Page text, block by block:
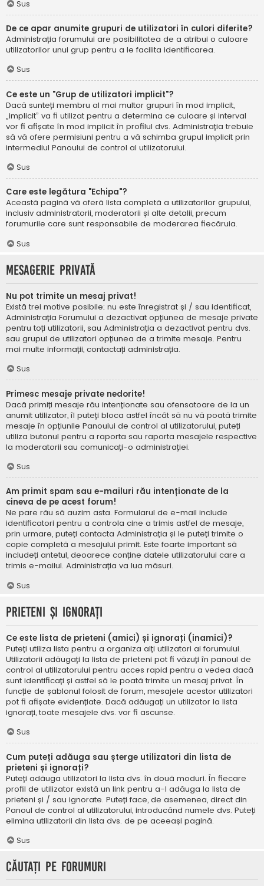
Sus
De ce apar anumite grupuri de utilizatori în culori diferite?
Administrația forumului are posibilitatea de a atribui o culoare
utilizatorilor unui grup pentru a le facilita identificarea.
Sus
Ce este un "Grup de utilizatori implicit"?
Dacă sunteți membru al mai multor grupuri în mod implicit,
„implicit” va fi utilizat pentru a determina ce culoare și interval
vor fi afișate în mod implicit în profilul dvs. Administrația trebuie
să vă ofere permisiuni pentru a vă schimba grupul implicit prin
intermediul Panoului de control al utilizatorului.
Sus
Care este legătura "Echipa"?
Această pagină vă oferă lista completă a utilizatorilor grupului,
inclusiv administratorii, moderatorii și alte detalii, precum
forumurile care sunt responsabile de moderarea fiecăruia.
Sus
Mesagerie privată
Nu pot trimite un mesaj privat!
Există trei motive posibile; nu este înregistrat și / sau identificat,
Administrația Forumului a dezactivat opțiunea de mesaje private
pentru toți utilizatorii, sau Administrația a dezactivat pentru dvs.
sau grupul de utilizatori opțiunea de a trimite mesaje. Pentru
mai multe informații, contactați administrația.
Sus
Primesc mesaje private nedorite!
Dacă primiți mesaje rău intenționate sau ofensatoare de la un
anumit utilizator, îl puteți bloca astfel încât să nu vă poată trimite
mesaje în opțiunile Panoului de control al utilizatorului, puteți
utiliza butonul pentru a raporta sau raporta mesajele respective
la moderatorii sau comunicați-o administrației.
Sus
Am primit spam sau e-mailuri rău intenționate de la
cineva de pe acest forum!
Ne pare rău să auzim asta. Formularul de e-mail include
identificatori pentru a controla cine a trimis astfel de mesaje,
prin urmare, puteți contacta Administrația și le puteți trimite o
copie completă a mesajului primit. Este foarte important să
includeți antetul, deoarece conține datele utilizatorului care a
trimis e-mailul. Administrația va lua măsuri.
Sus
Prieteni și ignorați
Ce este lista de prieteni (amici) și ignorați (inamici)?
Puteți utiliza lista pentru a organiza alți utilizatori ai forumului.
Utilizatorii adăugați la lista de prieteni pot fi văzuți în panoul de
control al utilizatorului pentru acces rapid pentru a vedea dacă
sunt identificați și astfel să le poată trimite un mesaj privat. În
funcție de șablonul folosit de forum, mesajele acestor utilizatori
pot fi afișate evidențiate. Dacă adăugați un utilizator la lista
ignorați, toate mesajele dvs. vor fi ascunse.
Sus
Cum puteți adăuga sau șterge utilizatori din lista de
prieteni și ignorați?
Puteți adăuga utilizatori la lista dvs. în două moduri. În fiecare
profil de utilizator există un link pentru a-l adăuga la lista de
prieteni și / sau ignorate. Puteți face, de asemenea, direct din
Panoul de control al utilizatorului, introducând numele dvs. Puteți
elimina utilizatorii din lista dvs. de pe aceeași pagină.
Sus
Căutați pe forumuri